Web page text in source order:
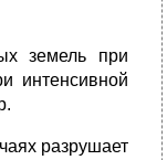
земель при
интенсивной
разрушает